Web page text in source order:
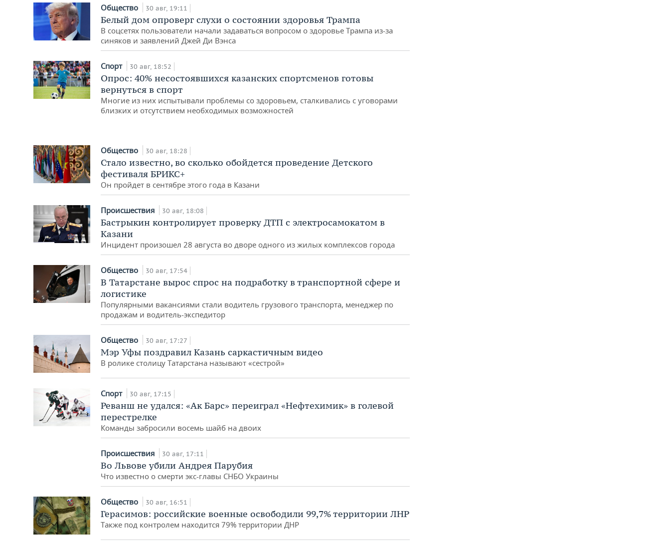
Общество 30 авг, 19:11
Белый дом опроверг слухи о состоянии здоровья Трампа
В соцсетях пользователи начали задаваться вопросом о здоровье Трампа из-за
синяков и заявлений Джей Ди Вэнса
Спорт 30 авг, 18:52
Опрос: 40% несостоявшихся казанских спортсменов готовы
вернуться в спорт
Многие из них испытывали проблемы со здоровьем, сталкивались с уговорами
близких и отсутствием необходимых возможностей
Общество 30 авг, 18:28
Стало известно, во сколько обойдется проведение Детского
фестиваля БРИКС+
Он пройдет в сентябре этого года в Казани
Происшествия 30 авг, 18:08
Бастрыкин контролирует проверку ДТП с электросамокатом в
Казани
Инцидент произошел 28 августа во дворе одного из жилых комплексов города
Общество 30 авг, 17:54
В Татарстане вырос спрос на подработку в транспортной сфере и
логистике
Популярными вакансиями стали водитель грузового транспорта, менеджер по
продажам и водитель-экспедитор
Общество 30 авг, 17:27
Мэр Уфы поздравил Казань саркастичным видео
В ролике столицу Татарстана называют «сестрой»
Спорт 30 авг, 17:15
Реванш не удался: «Ак Барс» переиграл «Нефтехимик» в голевой
перестрелке
Команды забросили восемь шайб на двоих
Происшествия 30 авг, 17:11
Во Львове убили Андрея Парубия
Что известно о смерти экс-главы СНБО Украины
Общество 30 авг, 16:51
Герасимов: российские военные освободили 99,7% территории ЛНР
Также под контролем находится 79% территории ДНР